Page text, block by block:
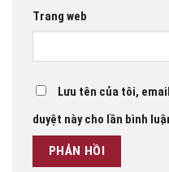
Trang web
Lưu tên của tôi,
duyệt này cho lần bình